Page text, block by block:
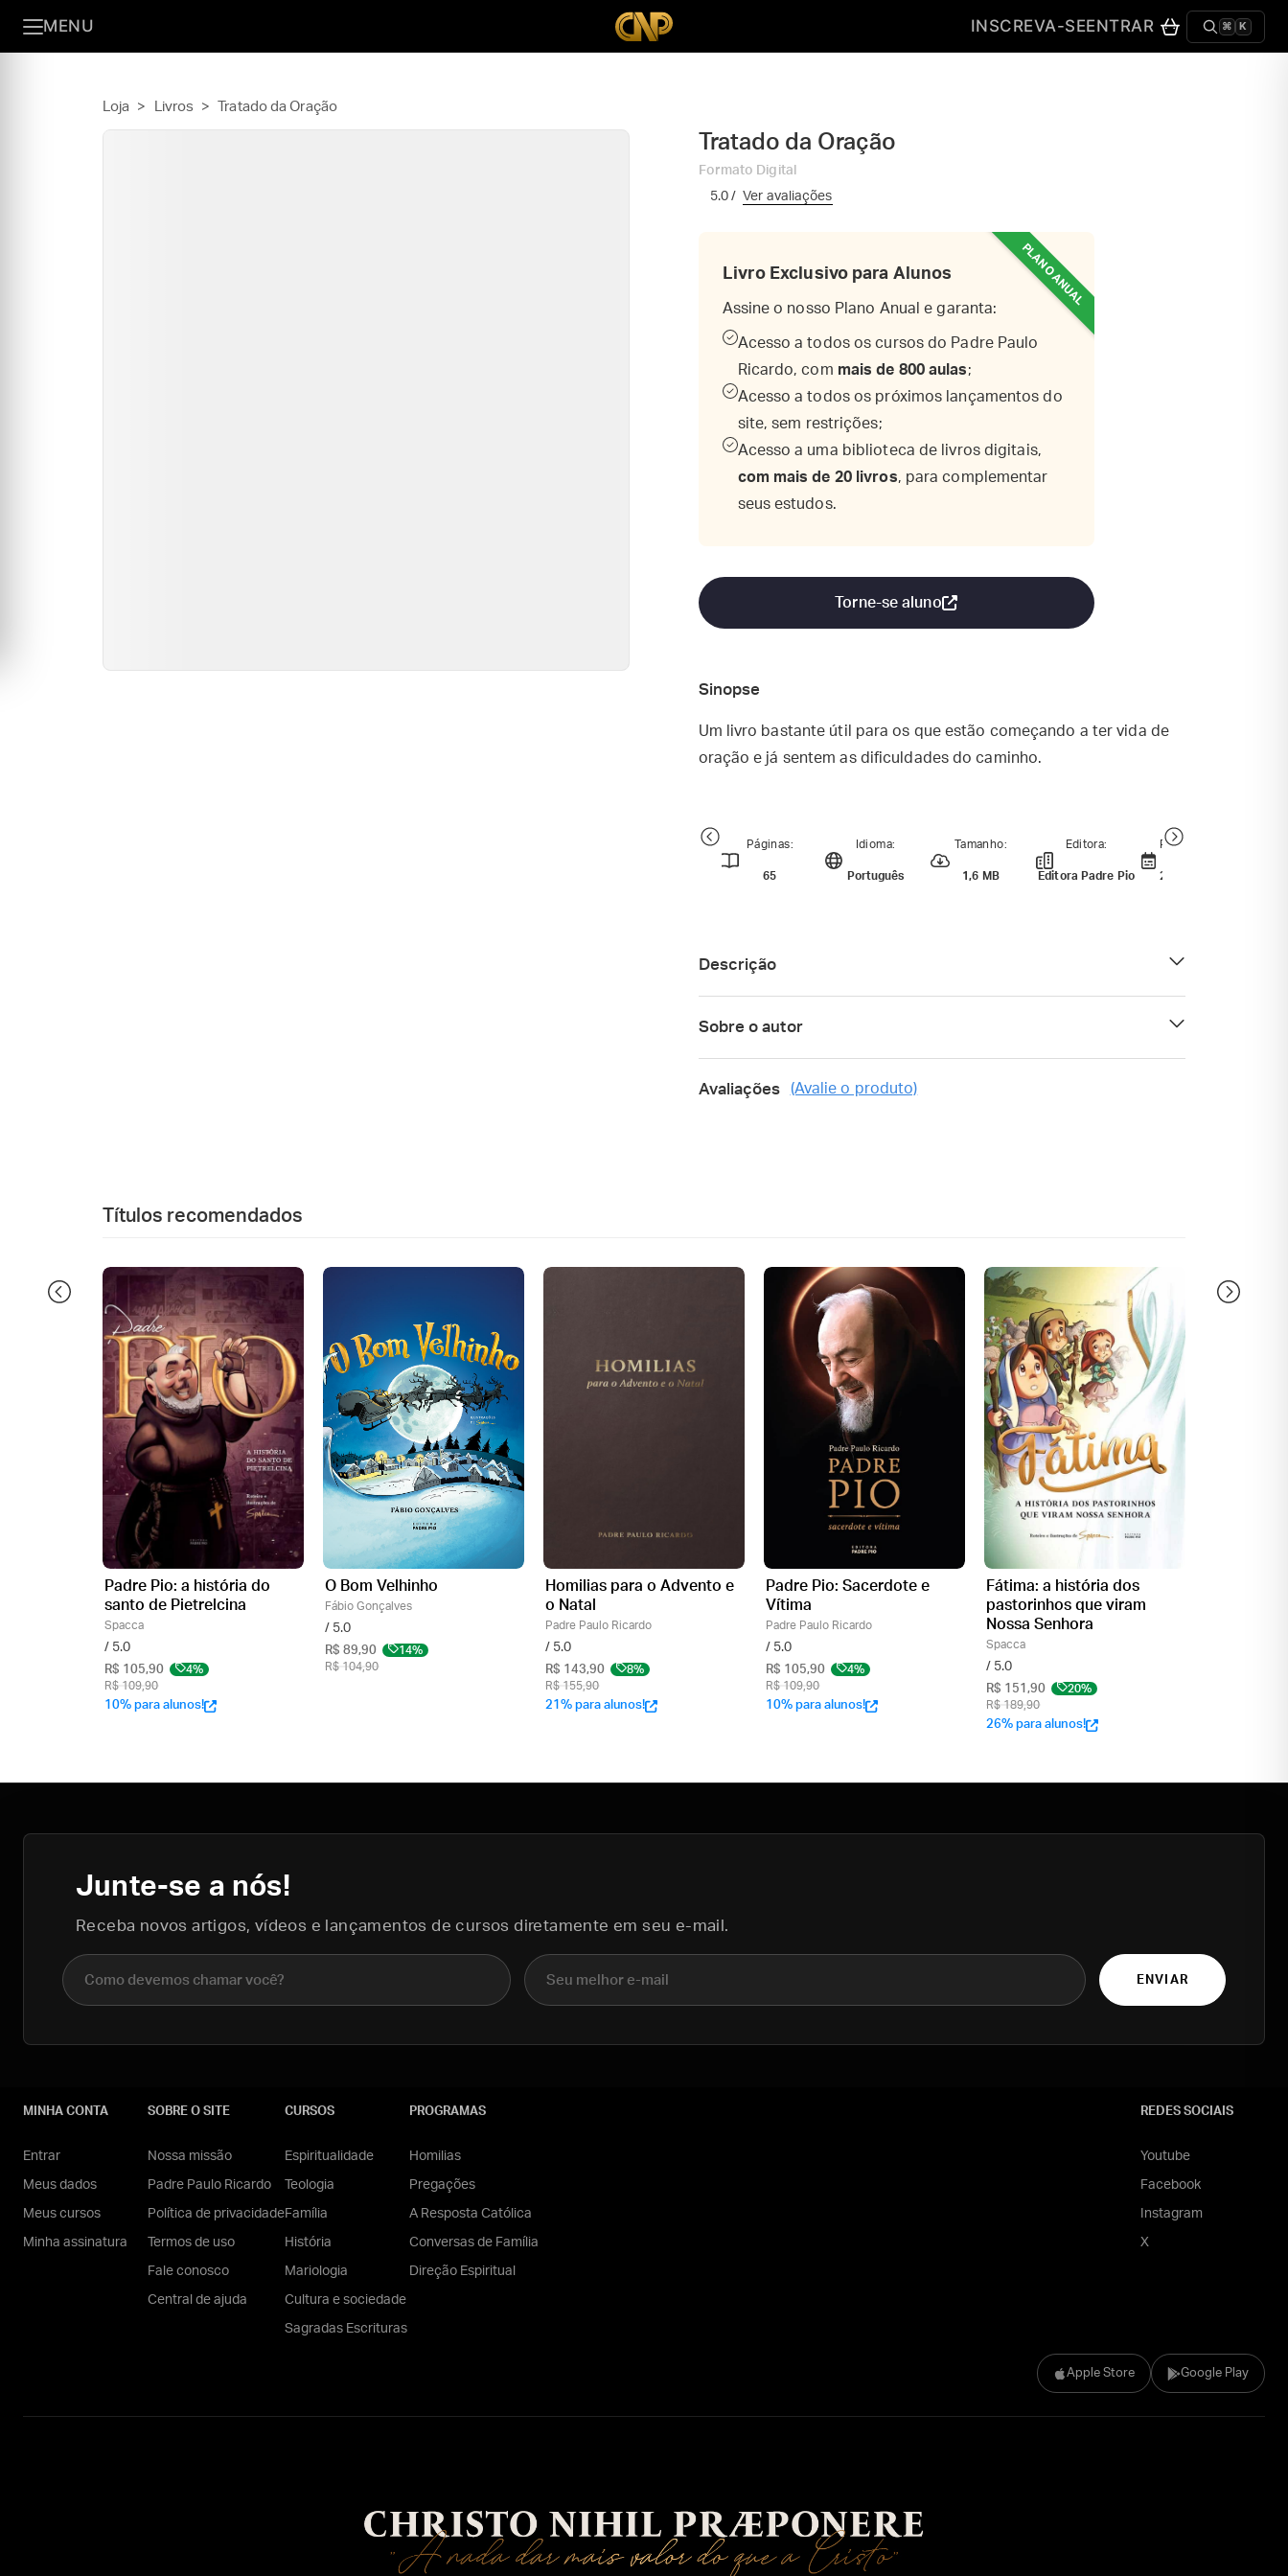
MENU INSCREVA-SEENTRAR ⌘ K
Loja > Livros > Tratado da Oração
Tratado da Oração
Formato Digital
5.0 / Ver avaliações
Livro Exclusivo para Alunos
Assine o nosso Plano Anual e garanta:
Acesso a todos os cursos do Padre Paulo
Ricardo, com mais de 800 aulas;
Acesso a todos os próximos lançamentos do
site, sem restrições;
Acesso a uma biblioteca de livros digitais,
com mais de 20 livros, para complementar
seus estudos.
Torne-se aluno
Sinopse
Um livro bastante útil para os que estão começando a ter vida de
oração e já sentem as dificuldades do caminho.
Páginas:
65
Idioma:
Português
Tamanho:
1,6 MB
Editora:
Editora Padre Pio
Publicação:
27/10/2023
Descrição
Sobre o autor
Avaliações (Avalie o produto)
Títulos recomendados
Padre Pio: a história do
santo de Pietrelcina
Spacca
/ 5.0
R$ 105,90
4%
R$ 109,90
10% para alunos!
O Bom Velhinho
Fábio Gonçalves
/ 5.0
R$ 89,90
14%
R$ 104,90
Homilias para o Advento e
o Natal
Padre Paulo Ricardo
/ 5.0
R$ 143,90
8%
R$ 155,90
21% para alunos!
Padre Pio: Sacerdote e
Vítima
Padre Paulo Ricardo
/ 5.0
R$ 105,90
4%
R$ 109,90
10% para alunos!
Fátima: a história dos
pastorinhos que viram
Nossa Senhora
Spacca
/ 5.0
R$ 151,90
20%
R$ 189,90
26% para alunos!
Junte-se a nós!
Receba novos artigos, vídeos e lançamentos de cursos diretamente em seu e-mail.
Nome completo E-mail
ENVIAR
Apple Store Google Play
MINHA CONTA
Entrar
Meus dados
Meus cursos
Minha assinatura
SOBRE O SITE
Nossa missão
Padre Paulo Ricardo
Política de privacidade
Termos de uso
Fale conosco
Central de ajuda
CURSOS
Espiritualidade
Teologia
Família
História
Mariologia
Cultura e sociedade
Sagradas Escrituras
PROGRAMAS
Homilias
Pregações
A Resposta Católica
Conversas de Família
Direção Espiritual
REDES SOCIAIS
Youtube
Facebook
Instagram
X